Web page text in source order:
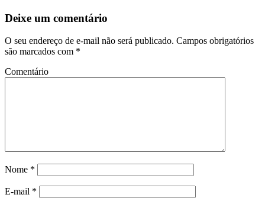
Deixe um comentário
O seu endereço de e-mail não será publicado. Campos obrigatórios
são marcados com *
Comentário
Nome *
E-mail *